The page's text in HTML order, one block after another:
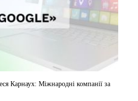
Карнаух: Міжнародні компанії за